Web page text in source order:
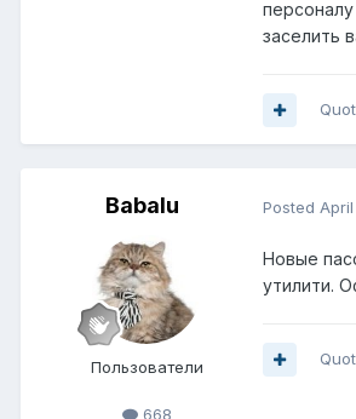
заселить
Babalu
Пользователи
668
Posted
Новые
утилити.